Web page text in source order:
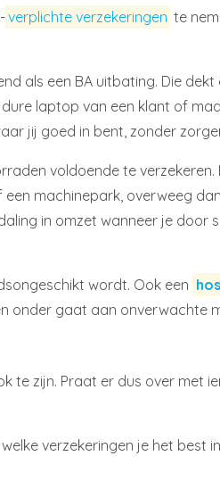
verplichte verzekeringen te
als een BA uitbating. Die
laptop van een klant of
jij goed in bent, zonder
voldoende te
een machinepark, overweeg
in omzet wanneer je door
wordt. Ook een
onder gaat aan onverwachte
te zijn. Praat er dus over met
verzekeringen je het best